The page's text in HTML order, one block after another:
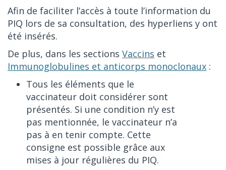
Afin de faciliter l’accès à toute l’information du
PIQ lors de sa consultation, des hyperliens y ont
été insérés.
De plus, dans les sections Vaccins et
Immunoglobulines et anticorps monoclonaux :
Tous les éléments que le
vaccinateur doit considérer sont
présentés. Si une condition n’y est
pas mentionnée, le vaccinateur n’a
pas à en tenir compte. Cette
consigne est possible grâce aux
mises à jour régulières du PIQ.